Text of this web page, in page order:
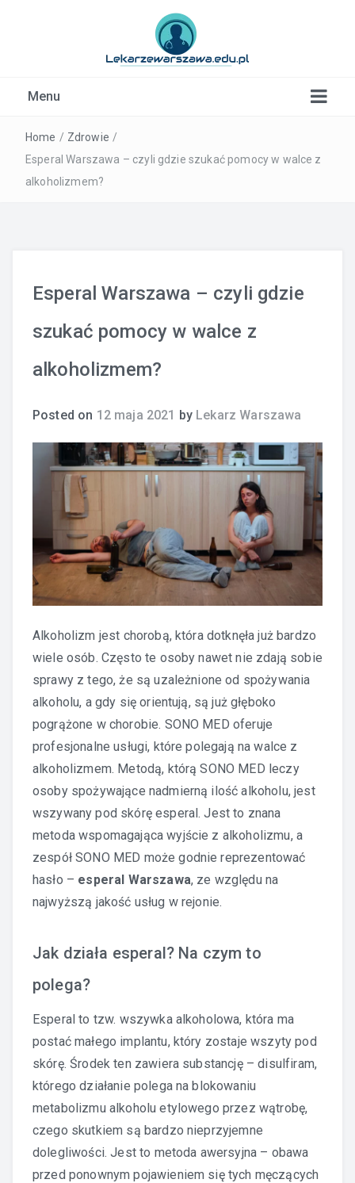
Menu
Home / Zdrowie /
Esperal Warszawa – czyli gdzie szukać pomocy w walce z
alkoholizmem?
Esperal Warszawa – czyli gdzie
szukać pomocy w walce z
alkoholizmem?
Posted on 12 maja 2021 by Lekarz Warszawa
Alkoholizm jest chorobą, która dotknęła już bardzo
wiele osób. Często te osoby nawet nie zdają sobie
sprawy z tego, że są uzależnione od spożywania
alkoholu, a gdy się orientują, są już głęboko
pogrążone w chorobie. SONO MED oferuje
profesjonalne usługi, które polegają na walce z
alkoholizmem. Metodą, którą SONO MED leczy
osoby spożywające nadmierną ilość alkoholu, jest
wszywany pod skórę esperal. Jest to znana
metoda wspomagająca wyjście z alkoholizmu, a
zespół SONO MED może godnie reprezentować
hasło – esperal Warszawa, ze względu na
najwyższą jakość usług w rejonie.
Jak działa esperal? Na czym to
polega?
Esperal to tzw. wszywka alkoholowa, która ma
postać małego implantu, który zostaje wszyty pod
skórę. Środek ten zawiera substancję – disulfiram,
którego działanie polega na blokowaniu
metabolizmu alkoholu etylowego przez wątrobę,
czego skutkiem są bardzo nieprzyjemne
dolegliwości. Jest to metoda awersyjna – obawa
przed ponownym pojawieniem się tych męczących